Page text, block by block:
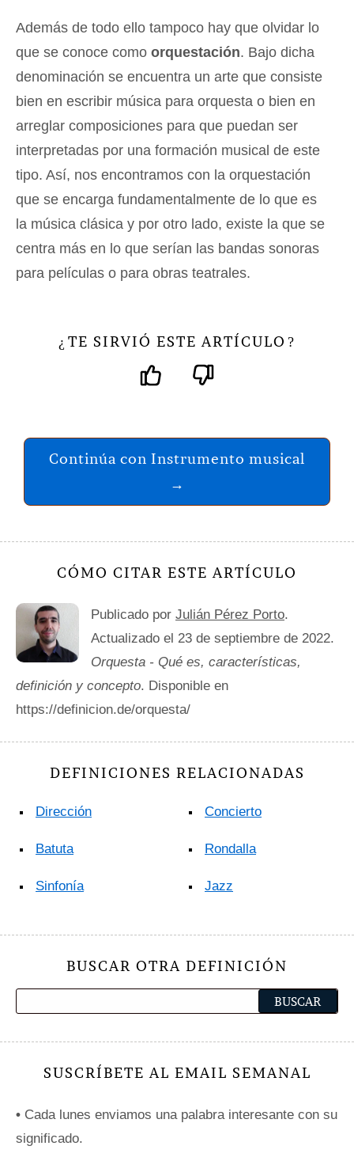
Además de todo ello tampoco hay que olvidar lo
que se conoce como orquestación. Bajo dicha
denominación se encuentra un arte que consiste
bien en escribir música para orquesta o bien en
arreglar composiciones para que puedan ser
interpretadas por una formación musical de este
tipo. Así, nos encontramos con la orquestación
que se encarga fundamentalmente de lo que es
la música clásica y por otro lado, existe la que se
centra más en lo que serían las bandas sonoras
para películas o para obras teatrales.
¿ TE SIRVIÓ ESTE ARTÍCULO ?
Continúa con Instrumento musical
→
CÓMO CITAR ESTE ARTÍCULO
Publicado por Julián Pérez Porto.
Actualizado el 23 de septiembre de 2022.
Orquesta - Qué es, características,
definición y concepto. Disponible en
https://definicion.de/orquesta/
DEFINICIONES RELACIONADAS
Dirección
Batuta
Sinfonía
Concierto
Rondalla
Jazz
BUSCAR OTRA DEFINICIÓN
SUSCRÍBETE AL EMAIL SEMANAL
• Cada lunes enviamos una palabra interesante con su
significado.